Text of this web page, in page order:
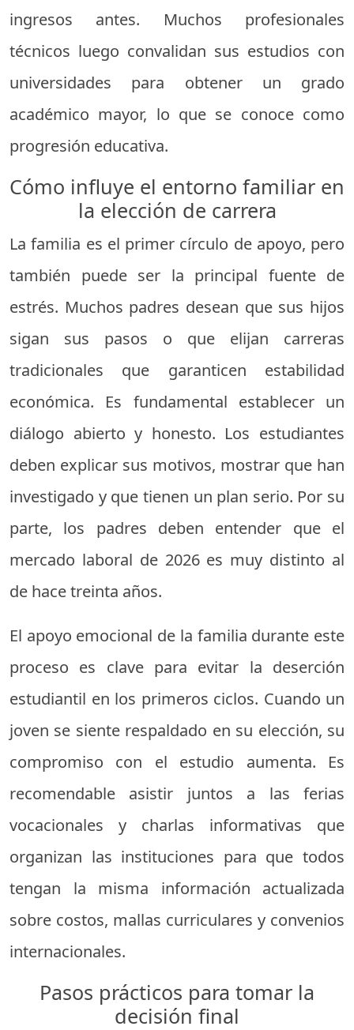
ingresos antes. Muchos profesionales
técnicos luego convalidan sus estudios con
universidades para obtener un grado
académico mayor, lo que se conoce como
progresión educativa.
Cómo influye el entorno familiar en
la elección de carrera
La familia es el primer círculo de apoyo, pero
también puede ser la principal fuente de
estrés. Muchos padres desean que sus hijos
sigan sus pasos o que elijan carreras
tradicionales que garanticen estabilidad
económica. Es fundamental establecer un
diálogo abierto y honesto. Los estudiantes
deben explicar sus motivos, mostrar que han
investigado y que tienen un plan serio. Por su
parte, los padres deben entender que el
mercado laboral de 2026 es muy distinto al
de hace treinta años.
El apoyo emocional de la familia durante este
proceso es clave para evitar la deserción
estudiantil en los primeros ciclos. Cuando un
joven se siente respaldado en su elección, su
compromiso con el estudio aumenta. Es
recomendable asistir juntos a las ferias
vocacionales y charlas informativas que
organizan las instituciones para que todos
tengan la misma información actualizada
sobre costos, mallas curriculares y convenios
internacionales.
Pasos prácticos para tomar la
decisión final